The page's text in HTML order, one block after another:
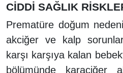
CİDDİ SAĞLIK
Prematüre doğum
akciğer ve kalp
karşı karşıya kalan
bölümünde karaciğer